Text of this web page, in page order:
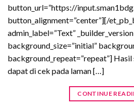
button_url=”https://
button_alignment=”center”][/
admin_label=”Text”
background_size=”initial”
background_repeat=”repeat”]
dapat di cek pada laman […]
CONTINUE